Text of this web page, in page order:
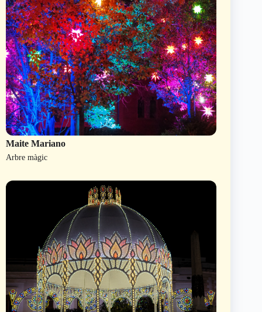
Maite Mariano
Arbre màgic